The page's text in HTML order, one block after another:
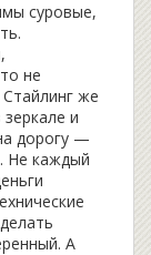
суровые,
не
же
и
дорогу —
Не каждый
А